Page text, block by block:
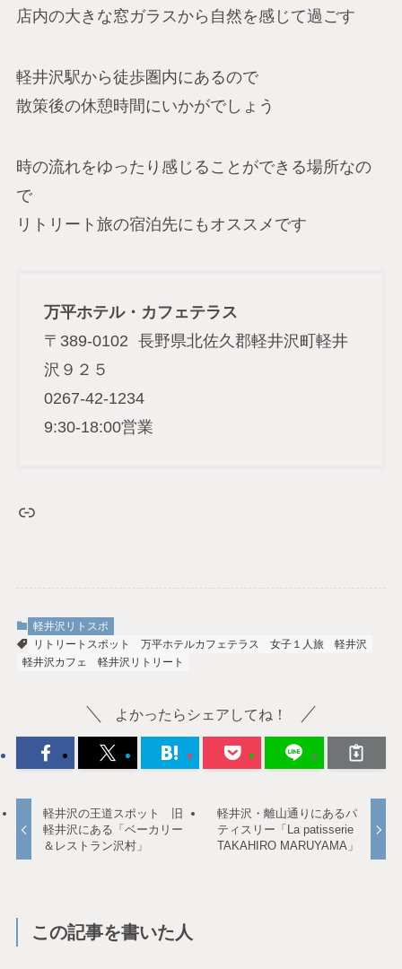
店内の大きな窓ガラスから自然を感じて過ごす
軽井沢駅から徒歩圏内にあるので
散策後の休憩時間にいかがでしょう
時の流れをゆったり感じることができる場所なの
で
リトリート旅の宿泊先にもオススメです
万平ホテル・カフェテラス
〒389-0102 長野県北佐久郡軽井沢町軽井
沢９２５
0267-42-1234
9:30-18:00営業
リンク
軽井沢リトスポ
リトリートスポット
万平ホテルカフェテラス 女子１人旅
軽井沢
軽井沢カフェ
軽井沢リトリート
よかったらシェアしてね！
軽井沢の王道スポット 旧
軽井沢にある「ベーカリー
＆レストラン沢村」
軽井沢・離山通りにあるパ
ティスリー「La patisserie
TAKAHIRO MARUYAMA」
この記事を書いた人